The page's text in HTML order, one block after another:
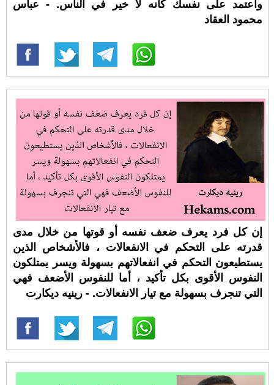
واعتمد على نفسك كأنه لا خير في الناس. - عباس
محمود العقاد
إن كل فرد يعرف ضعف نفسه أو قوتها من خلال مدى
قدرته على التحكم في الانفعالات ، فالأشخاص الذين
يستطيعون التحكم في انفعالاتهم بسهولة ويسر يمتلكون
النفوس الأقوى بكل تأكيد ، أما للنفوس الأضعف فهي
التي تنجرف بسهولة مع تيار الانفعالات. - رينيه ديكارت